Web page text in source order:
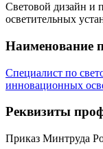
Световой дизайн и
осветительных
Наименование
Специалист по
инновационных
Реквизиты
Приказ Минтруда